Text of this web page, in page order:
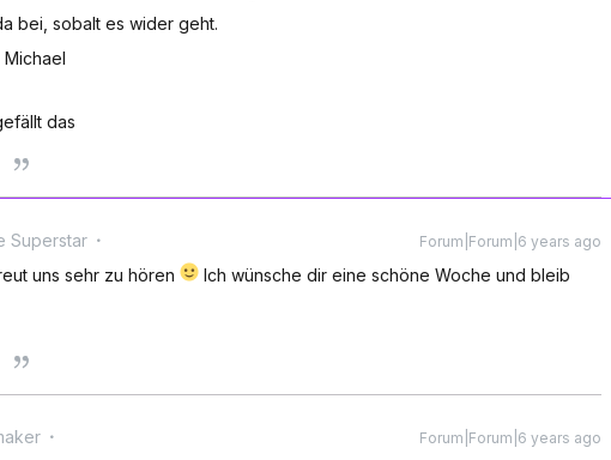
bei, sobalt es wider geht.
das
Superstar Forum|Forum|6 years ago
uns sehr zu hören
Ich wünsche dir eine schöne Woche und bleib
Forum|Forum|6 years ago